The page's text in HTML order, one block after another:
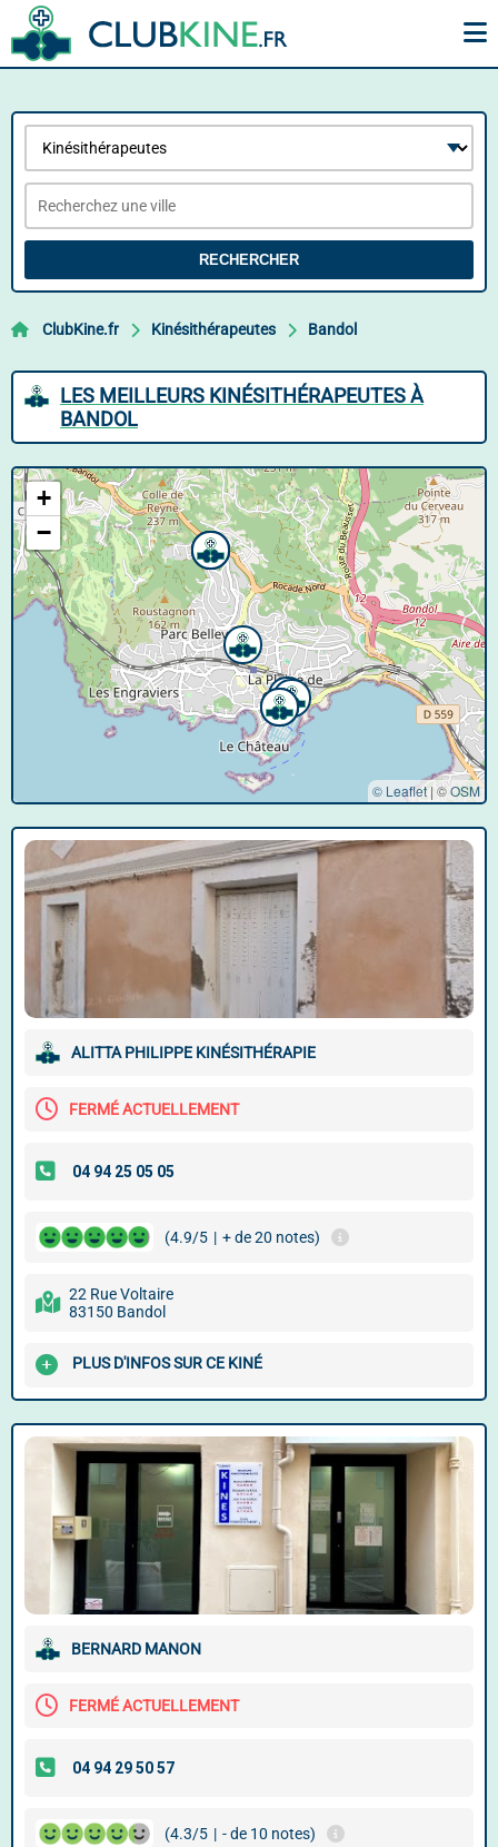
RECHERCHER
ClubKine.fr Kinésithérapeutes Bandol
LES MEILLEURS KINÉSITHÉRAPEUTES À
BANDOL
+
−
© Leaflet|©OSM
ALITTA PHILIPPE KINÉSITHÉRAPIE
FERMÉ ACTUELLEMENT
(4.9/5 | + de 20 notes)
22 Rue Voltaire
83150 Bandol
PLUS D'INFOS SUR CE KINÉ
BERNARD MANON
FERMÉ ACTUELLEMENT
(4.3/5 | - de 10 notes)